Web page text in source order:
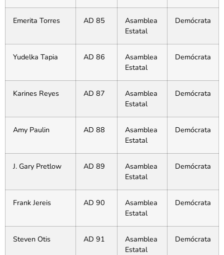
Emerita Torres AD 85
Asamblea
Estatal
Demócrata
Yudelka Tapia AD 86
Asamblea
Estatal
Demócrata
Karines Reyes AD 87
Asamblea
Estatal
Demócrata
Amy Paulin AD 88
Asamblea
Estatal
Demócrata
J. Gary Pretlow AD 89
Asamblea
Estatal
Demócrata
Frank Jereis AD 90
Asamblea
Estatal
Demócrata
Steven Otis AD 91
Asamblea
Estatal
Demócrata